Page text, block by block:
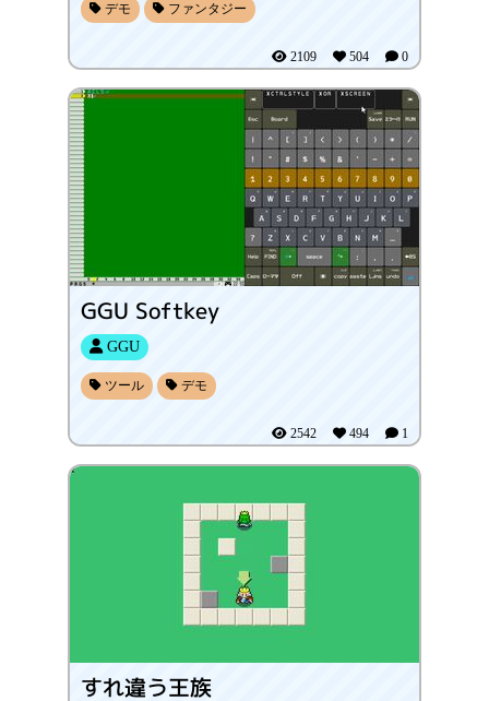
デモ ファンタジー
2109 504 0
GGU Softkey
GGU
ツール デモ
2542 494 1
すれ違う王族